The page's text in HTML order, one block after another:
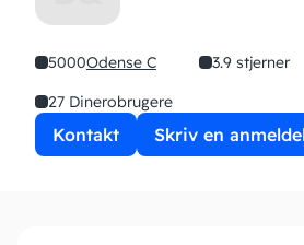
5000Odense C
3.9 stjerner
27 Dinerobrugere
Kontakt Skriv en